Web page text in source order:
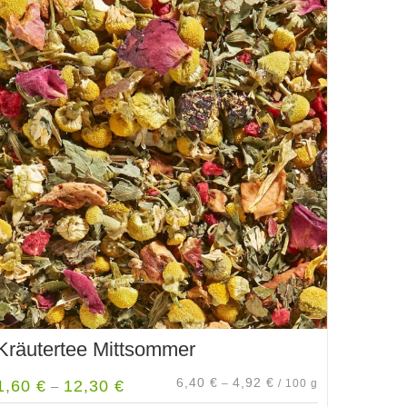
Mittsommer
€ – 12,30€ 6,40 € – 4,92 € / 100 g